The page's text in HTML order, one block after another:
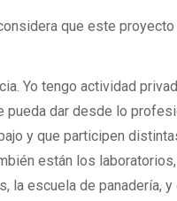
que este
Yo tengo actividad
pueda dar desde lo
y que participen
están los
la escuela de panadería, y